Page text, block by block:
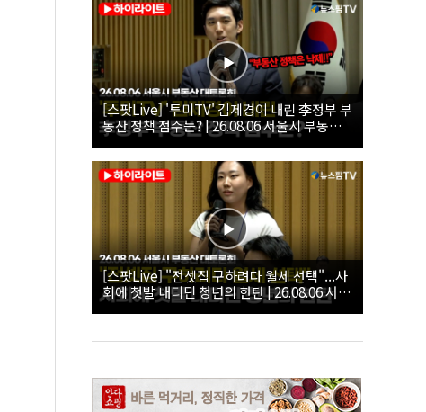
[스팟Live] '투미TV' 김제경이 내린 李정부 부
동산 정책 점수는? | 26.08.06 서울시 부동산
대토론회
[스팟Live] "전셋집 구하려다 월세 선택"...사
회에 첫발 내디딘 청년의 한탄 | 26.08.06 서울
시 부동산 대토론회